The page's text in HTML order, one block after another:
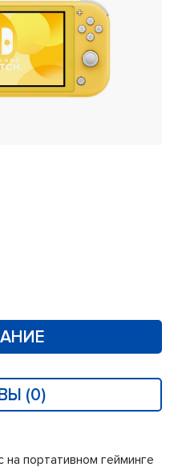
(0)
портативном гейминге